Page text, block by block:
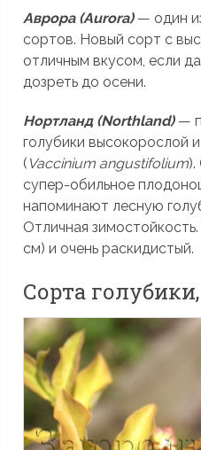
Аврора (Aurora) — один
сортов. Новый сорт с
отличным вкусом, если
дозреть до осени.
Нортланд (Northland)—
голубики высокорослой
( Vaccinium angustifolium).
супер-обильное
напоминают лесную
Отличная
см) и очень раскидистый.
Сорта